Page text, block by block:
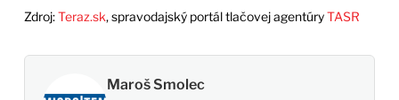
Zdroj:Teraz.sk, spravodajský portál tlačovej agentúryTASR
Maroš Smolec